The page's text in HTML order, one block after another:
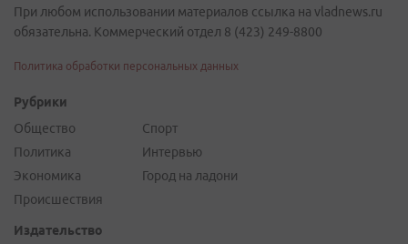
При любом использовании материалов ссылка на vladnews.ru
обязательна. Коммерческий отдел 8 (423) 249-8800
Политика обработки персональных данных
Рубрики
Общество
Политика
Экономика
Происшествия
Спорт
Интервью
Город на ладони
Издательство